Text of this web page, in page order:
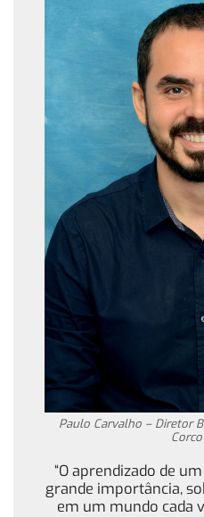
Paulo Carvalho – Diretor
“O aprendizado de
grande importância,
em um mundo cada